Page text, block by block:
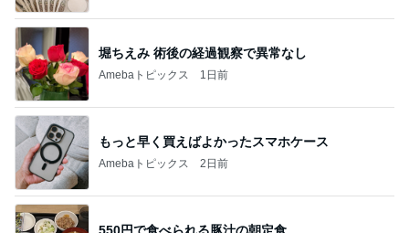
堀ちえみ 術後の経過観察で異常なし
Amebaトピックス 1日前
もっと早く買えばよかったスマホケース
Amebaトピックス 2日前
550円で食べられる豚汁の朝定食